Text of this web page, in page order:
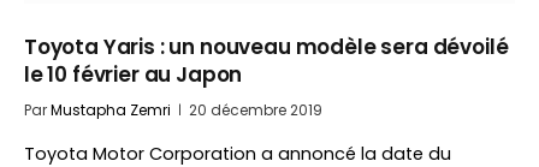
Toyota Yaris : un nouveau modèle sera dévoilé
le 10 février au Japon
ParMustapha Zemri 20 décembre 2019
Toyota Motor Corporation a annoncé la date du